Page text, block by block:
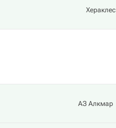
Хераклес
АЗ Алкмар